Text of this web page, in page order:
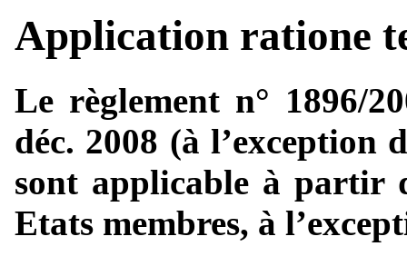
Application ratione
Le règlement n° 1896/
déc. 2008 (à l’exception
sont applicable à partir
Etats membres, à